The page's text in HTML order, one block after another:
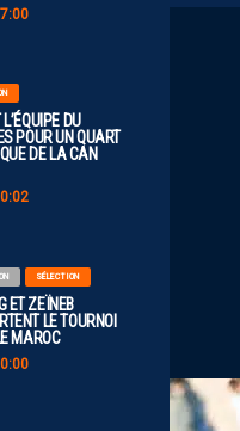
DU
POUR UN QUART
DE LA CAN
SÉLECTION
ET ZEÏNEB
LE TOURNOI
MAROC